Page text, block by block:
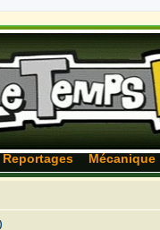
Reportages Mécanique